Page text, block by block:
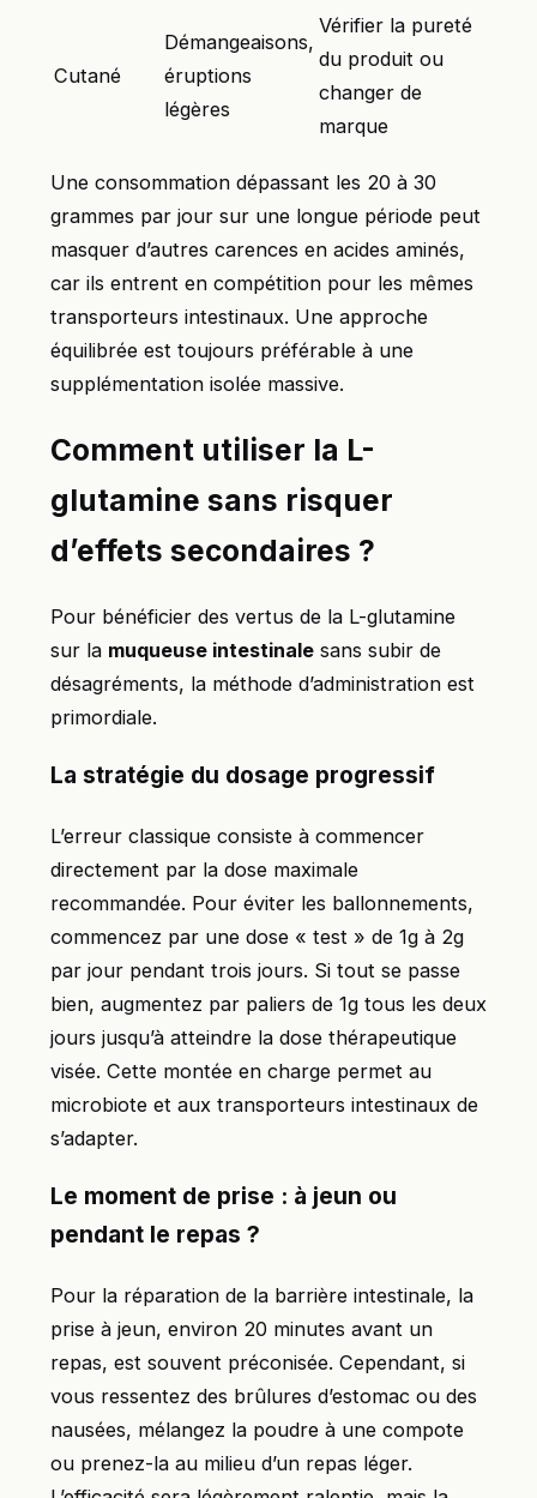
Cutané
Démangeaisons,
éruptions
légères
Vérifier la pureté
du produit ou
changer de
marque
Une consommation dépassant les 20 à 30
grammes par jour sur une longue période peut
masquer d’autres carences en acides aminés,
car ils entrent en compétition pour les mêmes
transporteurs intestinaux. Une approche
équilibrée est toujours préférable à une
supplémentation isolée massive.
Comment utiliser la L-
glutamine sans risquer
d’effets secondaires ?
Pour bénéficier des vertus de la L-glutamine
sur la muqueuse intestinale sans subir de
désagréments, la méthode d’administration est
primordiale.
La stratégie du dosage progressif
L’erreur classique consiste à commencer
directement par la dose maximale
recommandée. Pour éviter les ballonnements,
commencez par une dose « test » de 1g à 2g
par jour pendant trois jours. Si tout se passe
bien, augmentez par paliers de 1g tous les deux
jours jusqu’à atteindre la dose thérapeutique
visée. Cette montée en charge permet au
microbiote et aux transporteurs intestinaux de
s’adapter.
Le moment de prise : à jeun ou
pendant le repas ?
Pour la réparation de la barrière intestinale, la
prise à jeun, environ 20 minutes avant un
repas, est souvent préconisée. Cependant, si
vous ressentez des brûlures d’estomac ou des
nausées, mélangez la poudre à une compote
ou prenez-la au milieu d’un repas léger.